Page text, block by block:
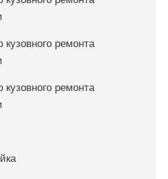
ремонта
ремонта